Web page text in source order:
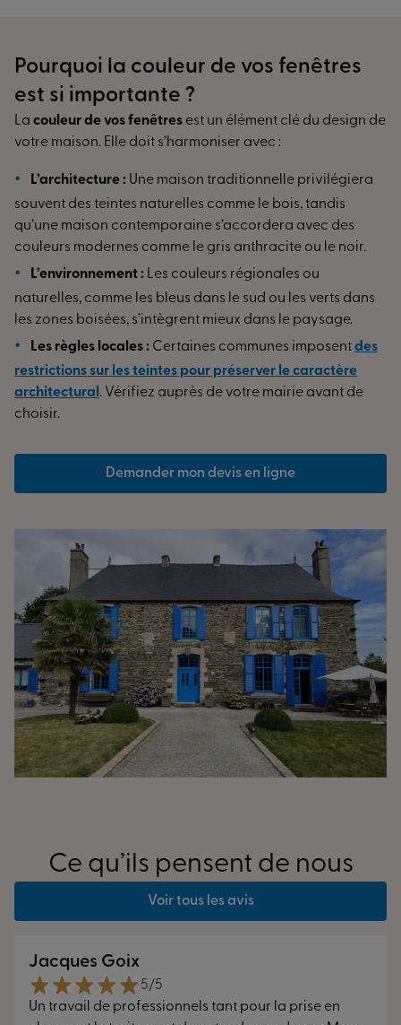
Pourquoi la couleur de vos fenêtres
est si importante ?
La couleur de vos fenêtres est un élément clé du design de
votre maison. Elle doit s’harmoniser avec :
L’architecture : Une maison traditionnelle privilégiera
souvent des teintes naturelles comme le bois, tandis
qu’une maison contemporaine s’accordera avec des
couleurs modernes comme le gris anthracite ou le noir.
L’environnement : Les couleurs régionales ou
naturelles, comme les bleus dans le sud ou les verts dans
les zones boisées, s’intègrent mieux dans le paysage.
Les règles locales : Certaines communes imposentdes
restrictions sur les teintes pour préserver le caractère
architectural . Vérifiez auprès de votre mairie avant de
choisir.
Demander mon devis en ligne
Ce qu’ils pensent de nous
Voir tous les avis
Jacques Goix
5/5
Un travail de professionnels tant pour la prise en